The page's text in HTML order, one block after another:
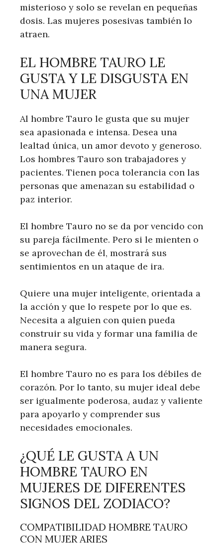
misterioso y solo se revelan en pequeñas
dosis. Las mujeres posesivas también lo
atraen.
EL HOMBRE TAURO LE
GUSTA Y LE DISGUSTA EN
UNA MUJER
Al hombre Tauro le gusta que su mujer
sea apasionada e intensa. Desea una
lealtad única, un amor devoto y generoso.
Los hombres Tauro son trabajadores y
pacientes. Tienen poca tolerancia con las
personas que amenazan su estabilidad o
paz interior.
El hombre Tauro no se da por vencido con
su pareja fácilmente. Pero si le mienten o
se aprovechan de él, mostrará sus
sentimientos en un ataque de ira.
Quiere una mujer inteligente, orientada a
la acción y que lo respete por lo que es.
Necesita a alguien con quien pueda
construir su vida y formar una familia de
manera segura.
El hombre Tauro no es para los débiles de
corazón. Por lo tanto, su mujer ideal debe
ser igualmente poderosa, audaz y valiente
para apoyarlo y comprender sus
necesidades emocionales.
¿QUÉ LE GUSTA A UN
HOMBRE TAURO EN
MUJERES DE DIFERENTES
SIGNOS DEL ZODIACO?
COMPATIBILIDAD HOMBRE TAURO
CON MUJER ARIES